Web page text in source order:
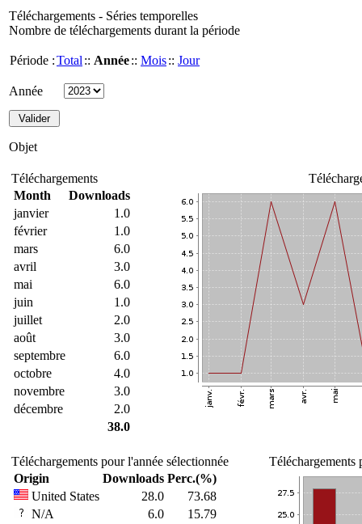
Téléchargements - Séries temporelles
Nombre de téléchargements durant la période
Période :Total :: Année:: Mois:: Jour
Année
Objet
Téléchargements
Month
Downloads
janvier
1.0
février
1.0
mars
6.0
avril
3.0
mai
6.0
juin
1.0
juillet
2.0
août
3.0
septembre
6.0
octobre
4.0
novembre
3.0
décembre
2.0
38.0
Téléchargements pour l'année sélectionnée
Origin
Downloads Perc.(%)
United States
28.0
73.68
N/A
6.0
15.79
Téléchargements